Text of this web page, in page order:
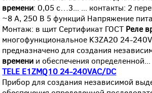
времени: 0,05 с…3... ... контакты: 2
~8 А, 250 В 5 функций Напряжение
Монтаж: в щит Сертификат ГОСТ Реле
многофункциональное K3ZA20 24-
предназначено для создания
времени и обеспечения определенной...
TELE E1ZMQ10 24-240VAC/DC
Прибор для создания независимой